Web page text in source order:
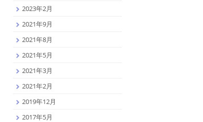
2023年2月
2021年9月
2021年8月
2021年5月
2021年3月
2021年2月
2019年12月
2017年5月